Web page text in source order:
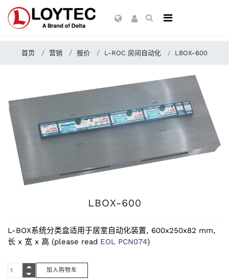
首页 营销 报价 L-ROC 房间自动化 LBOX-600
LBOX-600
L-BOX系统分类盒适用于居室自动化装置, 600x250x82 mm,
长 x 宽 x 高 (please read EOL PCN074)